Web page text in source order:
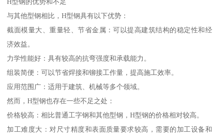
H型钢的优势和不足
与其他型钢相比，H型钢具有以下优势：
截面模量大、重量轻、节省金属：可以提高建筑结构的稳定性和经
济效益。
力学性能好：具有较高的抗弯强度和承载能力。
组装简便：可以节省焊接和铆接工作量，提高施工效率。
应用范围广：适用于建筑、机械等多个领域。
然而，H型钢也存在一些不足之处：
价格较高：相比普通工字钢和其他型钢，H型钢的价格相对较高。
加工难度大：对尺寸精度和表面质量要求较高，需要的加工设备和